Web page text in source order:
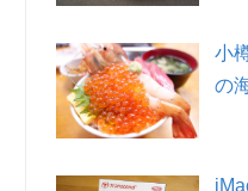
小
の